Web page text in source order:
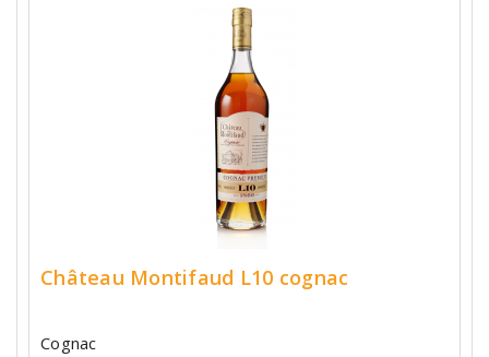
Château Montifaud L10 cognac
Cognac